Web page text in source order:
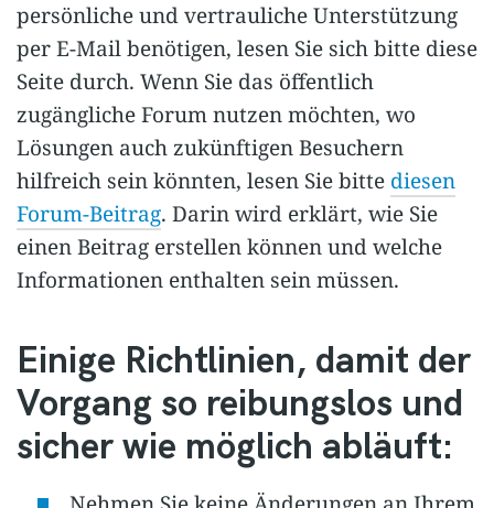
persönliche und vertrauliche Unterstützung
per E-Mail benötigen, lesen Sie sich bitte diese
Seite durch. Wenn Sie das öffentlich
zugängliche Forum nutzen möchten, wo
Lösungen auch zukünftigen Besuchern
hilfreich sein könnten, lesen Sie bitte diesen
Forum-Beitrag. Darin wird erklärt, wie Sie
einen Beitrag erstellen können und welche
Informationen enthalten sein müssen.
Einige Richtlinien, damit der
Vorgang so reibungslos und
sicher wie möglich abläuft: